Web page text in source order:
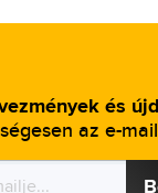
és
az e-